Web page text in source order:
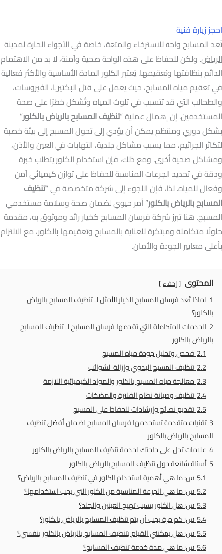
احجز زيارة فنية
تُعد المسابح واحة للاسترخاء والمتعة، خاصة في الأجواء الحارة لمدينة
الرياض. ولكن للحفاظ على هذه الواحة صحية وآمنة، لا بد من الاهتمام
الدائم بنظافتها وتعقيمها. يُعتبر الكلور المادة الأساسية والأكثر فعالية
في تعقيم مياه المسابح، حيث يعمل على قتل البكتيريا، الفيروسات،
والطحالب التي قد تتسبب في تلوث المياه وتُشكل خطرًا على صحة
المستخدمين. إن إهمال عملية “تنظيف المسابح بالرياض بالكلور”
بشكل دوري ومنتظم يمكن أن يؤدي إلى تحول المسبح إلى بيئة خصبة
لتكاثر الجراثيم، مما يسبب مشاكل جلدية، التهابات في العين والأذن،
ومشاكل صحية أخرى. ومع ذلك، فإن استخدام الكلور يتطلب خبرة
ودقة في تحديد الجرعات المناسبة للحفاظ على توازن كيميائي آمن
وفعال للمياه. لذا، فإن اللجوء إلى شركة متخصصة في “تنظيف
المسابح بالرياض بالكلور” أمر حيوي لضمان صحة وسلامة مستخدمي
المسبح. هنا تبرز شركة فرسان المسابح كخيار رائد وموثوق به، مقدمة
حلولًا متكاملة ومبتكرة للعناية بالمسابح وتعقيمها بالكلور، مع الالتزام
بأعلى معايير الجودة والأمان.
المحتوى إخفاء
1لماذا تُعد فرسان المسابح الخيار الأمثل لـ تنظيف المسابح بالرياض
بالكلور؟
2الخدمات المتكاملة التي تقدمها فرسان المسابح لـ تنظيف المسابح
بالرياض بالكلور
2.1فحص وتحليل جودة مياه المسبح
2.2تنظيف المسبح اليدوي وإزالة الشوائب
2.3معالجة مياه المسبح بالكلور والمواد الكيميائية اللازمة
2.4تنظيف وصيانة نظام الفلترة والمضخات
2.5تقديم نصائح وإرشادات للحفاظ على المسبح
3تقنيات متقدمة تستخدمها فرسان المسابح لضمان أفضل تنظيف
المسابح بالرياض بالكلور
4علامات تدل على حاجتك لخدمة تنظيف المسابح بالرياض بالكلور
5أسئلة شائعة حول تنظيف المسابح بالرياض بالكلور
5.1س: ما هي أهمية استخدام الكلور في تنظيف المسابح بالرياض؟
5.2س: ما هي الجرعة المناسبة من الكلور التي يجب استخدامها؟
5.3س: هل الكلور يسبب تهيج العينين والجلد؟
5.4س: كم مرة يجب أن يتم تنظيف المسابح بالرياض بالكلور؟
5.5س: هل يمكنني القيام بتنظيف المسابح بالرياض بالكلور بنفسي؟
5.6س: ما هي مدة خدمة تنظيف المسابح؟